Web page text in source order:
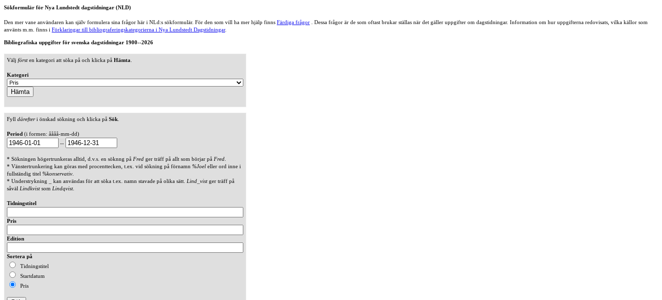
Sökformulär för Nya Lundstedt dagstidningar (NLD)
Den mer vane användaren kan själv formulera sina frågor här i NLd:s sökformulär. För den som vill ha mer hjälp finns Färdiga frågor . Dessa frågor är de som oftast brukar ställas när det gäller uppgifter om dagstidningar. Information om hur uppgifterna redovisats, vilka källor som
använts m.m. finns i Förklaringar till bibliograferingskategorierna i Nya Lundstedt Dagstidningar.
Bibliografiska uppgifter för svenska dagstidningar 1900--2026
Välj försten kategori att söka på och klicka på Hämta
Kategori
Fyll därefteri önskad sökning och klicka på Sök
Period (i formen: åååå-mm-dd)
--
* Sökningen högertrunkeras alltid, d.v.s. en söknng på Fred ger träff på allt som börjar på Fred
* Vänstertrunkering kan göras med procenttecken, t.ex. vid sökning på förnamn %Joel eller ord inne i
fullständig titel %konservativ
* Understrykning _ kan användas för att söka t.ex. namn stavade på olika sätt. Lind_vistger träff på
såväl Lindkvistsom Lindqvist.
Tidningstitel
Pris
Edition
Sortera på
Tidningstitel
Startdatum
Pris